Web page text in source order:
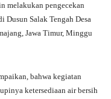
melakukan pengecekan
Dusun Salak Tengah Desa
Jawa Timur, Minggu
bahwa kegiatan
ketersediaan air bersih